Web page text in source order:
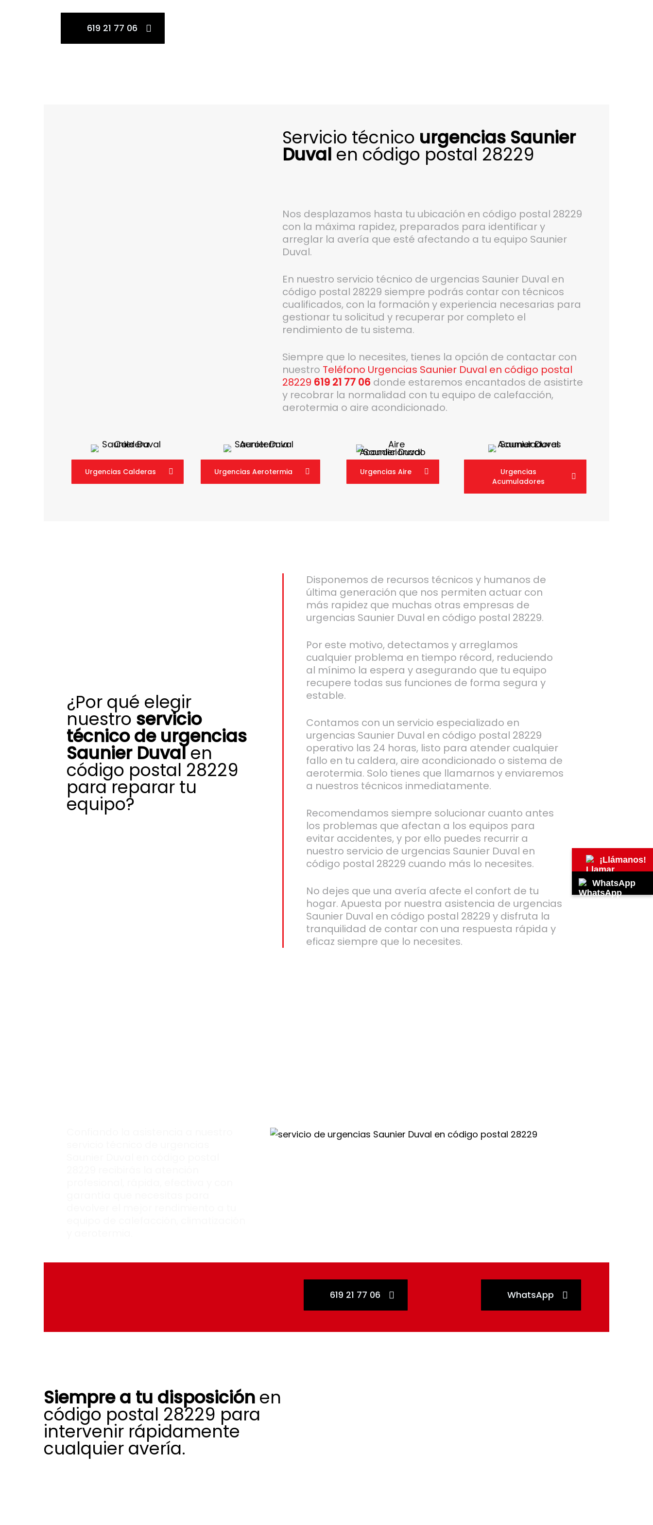
619 21 77 06
Servicio técnico urgencias Saunier
Duval en código postal 28229
Nos desplazamos hasta tu ubicación en código postal 28229
con la máxima rapidez, preparados para identificar y
arreglar la avería que esté afectando a tu equipo Saunier
Duval.
En nuestro servicio técnico de urgencias Saunier Duval en
código postal 28229 siempre podrás contar con técnicos
cualificados, con la formación y experiencia necesarias para
gestionar tu solicitud y recuperar por completo el
rendimiento de tu sistema.
Siempre que lo necesites, tienes la opción de contactar con
nuestro Teléfono Urgencias Saunier Duval en código postal
28229 619 21 77 06 donde estaremos encantados de asistirte
y recobrar la normalidad con tu equipo de calefacción,
aerotermia o aire acondicionado.
Urgencias Calderas Urgencias Aerotermia Urgencias Aire
Urgencias
Acumuladores
¿Por qué elegir
nuestro servicio
técnico de urgencias
Saunier Duvalen
código postal 28229
para reparar tu
equipo?
Disponemos de recursos técnicos y humanos de
última generación que nos permiten actuar con
más rapidez que muchas otras empresas de
urgencias Saunier Duval en código postal 28229.
Por este motivo, detectamos y arreglamos
cualquier problema en tiempo récord, reduciendo
al mínimo la espera y asegurando que tu equipo
recupere todas sus funciones de forma segura y
estable.
Contamos con un servicio especializado en
urgencias Saunier Duval en código postal 28229
operativo las 24 horas, listo para atender cualquier
fallo en tu caldera, aire acondicionado o sistema de
aerotermia. Solo tienes que llamarnos y enviaremos
a nuestros técnicos inmediatamente.
Recomendamos siempre solucionar cuanto antes
los problemas que afectan a los equipos para
evitar accidentes, y por ello puedes recurrir a
nuestro servicio de urgencias Saunier Duval en
código postal 28229 cuando más lo necesites.
No dejes que una avería afecte el confort de tu
hogar. Apuesta por nuestra asistencia de urgencias
Saunier Duval en código postal 28229 y disfruta la
tranquilidad de contar con una respuesta rápida y
eficaz siempre que lo necesites.
619 21 77 06 WhatsApp
Siempre a tu disposición en
código postal 28229 para
intervenir rápidamente
cualquier avería.
¡Llámanos!
WhatsApp